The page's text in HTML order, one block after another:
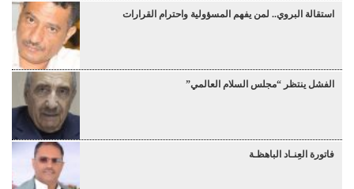
استقالة البروي.. لمن يفهم المسؤولية واحترام القرارات
الفشل ينتظر “مجلس السلام العالمي”
فاتورة العِنـاد الباهظـة